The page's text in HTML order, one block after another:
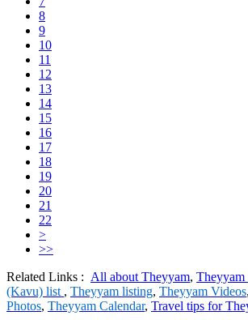
8
9
10
11
12
13
14
15
16
17
18
19
20
21
22
>
>>
Related Links : All about Theyyam, Theyyam
(Kavu) list , Theyyam listing, Theyyam Videos,
Photos, Theyyam Calendar, Travel tips for